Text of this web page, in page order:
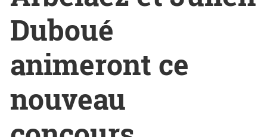
Duboué
animeront ce
nouveau